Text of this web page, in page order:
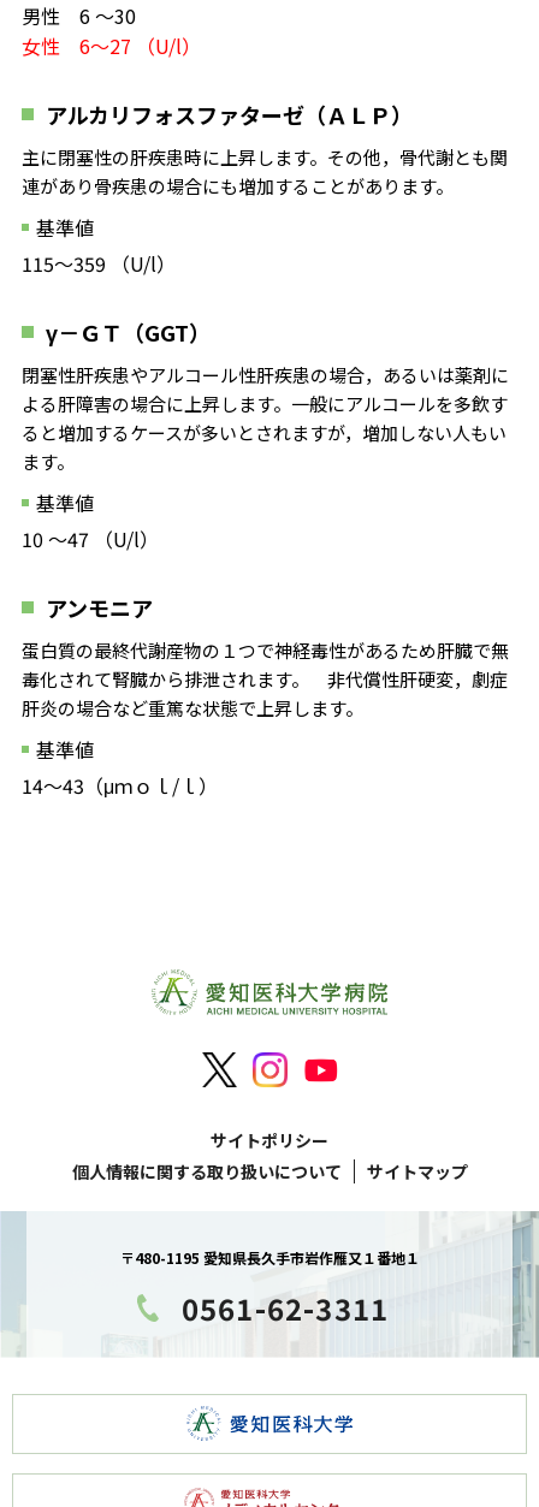
男性 6 ～30
女性 6～27 （U/l）
アルカリフォスファターゼ（ＡＬＰ）
主に閉塞性の肝疾患時に上昇します。その他，骨代謝とも関
連があり骨疾患の場合にも増加することがあります。
基準値
115～359 （U/l）
γ－ＧＴ（GGT）
閉塞性肝疾患やアルコール性肝疾患の場合，あるいは薬剤に
よる肝障害の場合に上昇します。一般にアルコールを多飲す
ると増加するケースが多いとされますが，増加しない人もい
ます。
基準値
10 ～47 （U/l）
アンモニア
蛋白質の最終代謝産物の１つで神経毒性があるため肝臓で無
毒化されて腎臓から排泄されます。 非代償性肝硬変，劇症
肝炎の場合など重篤な状態で上昇します。
基準値
14～43（μｍｏｌ/ｌ）
サイトポリシー
個人情報に関する取り扱いについて
サイトマップ
〒480-1195 愛知県長久手市岩作雁又１番地１
0561-62-3311